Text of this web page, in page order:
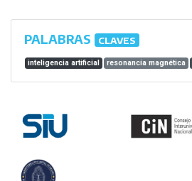
PALABRAS CLAVES
inteligencia artificial resonancia magnética